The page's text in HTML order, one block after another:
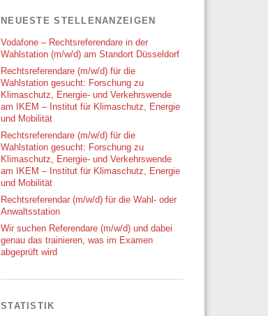
NEUESTE STELLENANZEIGEN
Vodafone – Rechtsreferendare in der
Wahlstation (m/w/d) am Standort Düsseldorf
Rechtsreferendare (m/w/d) für die
Wahlstation gesucht: Forschung zu
Klimaschutz, Energie- und Verkehrswende
am IKEM – Institut für Klimaschutz, Energie
und Mobilität
Rechtsreferendare (m/w/d) für die
Wahlstation gesucht: Forschung zu
Klimaschutz, Energie- und Verkehrswende
am IKEM – Institut für Klimaschutz, Energie
und Mobilität
Rechtsreferendar (m/w/d) für die Wahl- oder
Anwaltsstation
Wir suchen Referendare (m/w/d) und dabei
genau das trainieren, was im Examen
abgeprüft wird
STATISTIK